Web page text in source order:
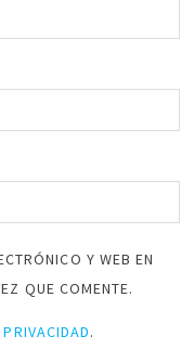
Y WEB EN
QUE COMENTE.
.